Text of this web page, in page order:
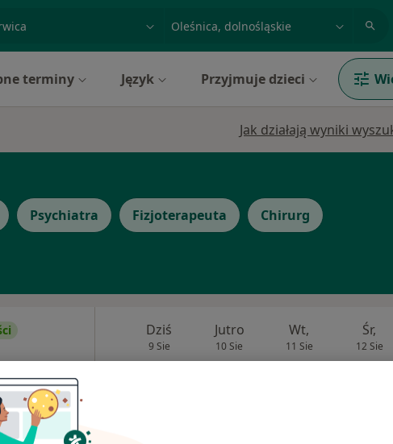
badanie lub nazwiskomiasto lub dzielnica
terminy Język Przyjmuje dzieci
Jak działają wyniki
Psychiatra Fizjoterapeuta Chirurg
Królik
Dziś
9 Sie
Jutro
10 Sie
Wt,
11 Sie
Śr,
12 Sie